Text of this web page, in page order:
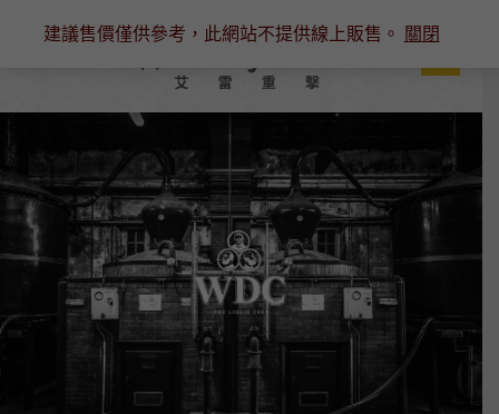
建議售價僅供參考，此網站不提供線上販售。 關閉
要
內
容